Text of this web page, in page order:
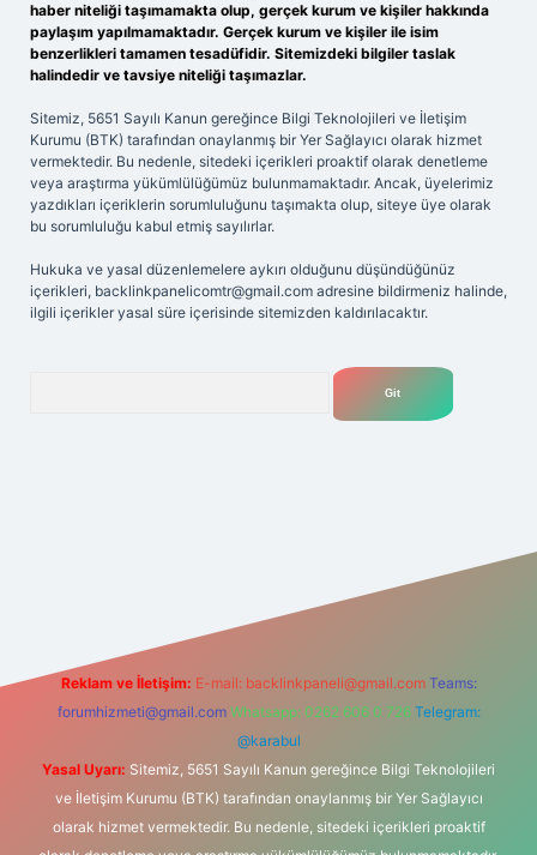
haber niteliği taşımamakta olup, gerçek kurum ve kişiler hakkında
paylaşım yapılmamaktadır. Gerçek kurum ve kişiler ile isim
benzerlikleri tamamen tesadüfidir. Sitemizdeki bilgiler taslak
halindedir ve tavsiye niteliği taşımazlar.
Sitemiz, 5651 Sayılı Kanun gereğince Bilgi Teknolojileri ve İletişim
Kurumu (BTK) tarafından onaylanmış bir Yer Sağlayıcı olarak hizmet
vermektedir. Bu nedenle, sitedeki içerikleri proaktif olarak denetleme
veya araştırma yükümlülüğümüz bulunmamaktadır. Ancak, üyelerimiz
yazdıkları içeriklerin sorumluluğunu taşımakta olup, siteye üye olarak
bu sorumluluğu kabul etmiş sayılırlar.
Hukuka ve yasal düzenlemelere aykırı olduğunu düşündüğünüz
içerikleri, backlinkpanelicomtr@gmail.com adresine bildirmeniz halinde,
ilgili içerikler yasal süre içerisinde sitemizden kaldırılacaktır.
Reklam ve İletişim: E-mail: backlinkpaneli@gmail.com Teams:
forumhizmeti@gmail.com Whatsapp: 0262 606 0 726 Telegram:
@karabul
Yasal Uyarı: Sitemiz, 5651 Sayılı Kanun gereğince Bilgi Teknolojileri
ve İletişim Kurumu (BTK) tarafından onaylanmış bir Yer Sağlayıcı
olarak hizmet vermektedir. Bu nedenle, sitedeki içerikleri proaktif